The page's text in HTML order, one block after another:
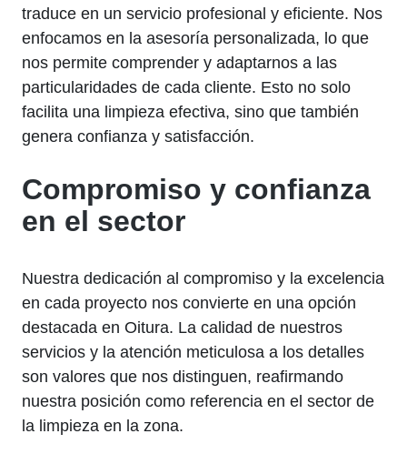
traduce en un servicio profesional y eficiente. Nos
enfocamos en la asesoría personalizada, lo que
nos permite comprender y adaptarnos a las
particularidades de cada cliente. Esto no solo
facilita una limpieza efectiva, sino que también
genera confianza y satisfacción.
Compromiso y confianza
en el sector
Nuestra dedicación al compromiso y la excelencia
en cada proyecto nos convierte en una opción
destacada en Oitura. La calidad de nuestros
servicios y la atención meticulosa a los detalles
son valores que nos distinguen, reafirmando
nuestra posición como referencia en el sector de
la limpieza en la zona.